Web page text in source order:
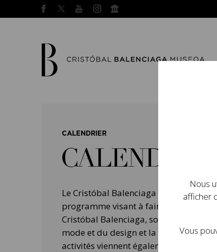
CALENDRIER
CALENDRIER
Le Cristóbal Balenciaga Museoa a
programme visant à faire connaître la
Cristóbal Balenciaga, son importance
mode et du design et la
activités viennent également
Nous
afficher
Vous